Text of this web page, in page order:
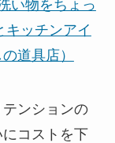
い物をちょっ
キッチンアイ
道具店）
ンションの
コストを下